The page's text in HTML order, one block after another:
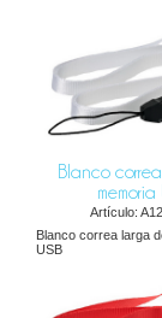
Blanco
memoria
Artículo:
Blanco correa larga
USB